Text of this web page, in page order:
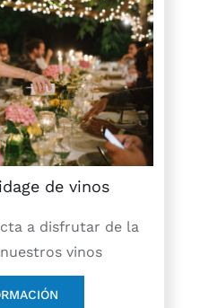
de vinos
a disfrutar de la
vinos